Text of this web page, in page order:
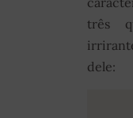
três
dele: